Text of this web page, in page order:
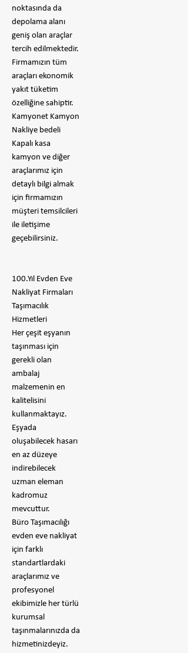
noktasında da
depolama alanı
geniş olan araçlar
tercih edilmektedir.
Firmamızın tüm
araçları ekonomik
yakıt tüketim
özelliğine sahiptir.
Kamyonet Kamyon
Nakliye bedeli
Kapalı kasa
kamyon ve diğer
araçlarımız için
detaylı bilgi almak
için firmamızın
müşteri temsilcileri
ile iletişime
geçebilirsiniz.
100.Yıl Evden Eve
Nakliyat Firmaları
Taşımacılık
Hizmetleri
Her çeşit eşyanın
taşınması için
gerekli olan
ambalaj
malzemenin en
kalitelisini
kullanmaktayız.
Eşyada
oluşabilecek hasarı
en az düzeye
indirebilecek
uzman eleman
kadromuz
mevcuttur.
Büro Taşımacılığı
evden eve nakliyat
için farklı
standartlardaki
araçlarımız ve
profesyonel
ekibimizle her türlü
kurumsal
taşınmalarınızda da
hizmetinizdeyiz.